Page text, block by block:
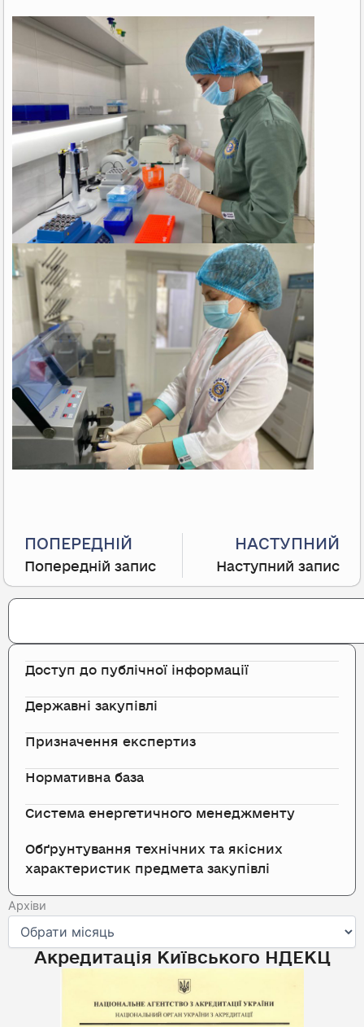
ПОПЕРЕДНІЙ
Попередній запис
НАСТУПНИЙ
Наступний запис
Search
Доступ до публічної інформації
Державні закупівлі
Призначення експертиз
Нормативна база
Система енергетичного менеджменту
Обґрунтування технічних та якісних
характеристик предмета закупівлі
Архіви
Архіви
Акредитація Київського НДЕКЦ